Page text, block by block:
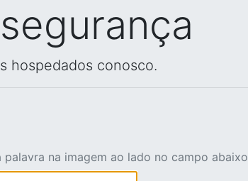
hospedados conosco.
palavra na imagem ao lado no campo abaixo